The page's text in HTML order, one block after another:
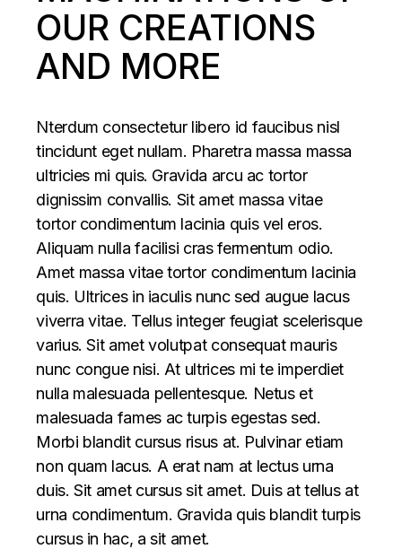
OUR CREATIONS
AND MORE
Nterdum consectetur libero id faucibus nisl
tincidunt eget nullam. Pharetra massa massa
ultricies mi quis. Gravida arcu ac tortor
dignissim convallis. Sit amet massa vitae
tortor condimentum lacinia quis vel eros.
Aliquam nulla facilisi cras fermentum odio.
Amet massa vitae tortor condimentum lacinia
quis. Ultrices in iaculis nunc sed augue lacus
viverra vitae. Tellus integer feugiat scelerisque
varius. Sit amet volutpat consequat mauris
nunc congue nisi. At ultrices mi te imperdiet
nulla malesuada pellentesque. Netus et
malesuada fames ac turpis egestas sed.
Morbi blandit cursus risus at. Pulvinar etiam
non quam lacus. A erat nam at lectus urna
duis. Sit amet cursus sit amet. Duis at tellus at
urna condimentum. Gravida quis blandit turpis
cursus in hac, a sit amet.